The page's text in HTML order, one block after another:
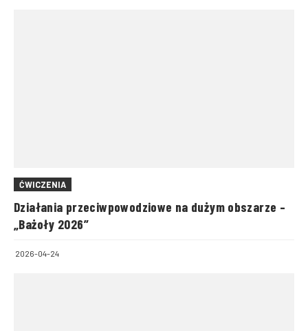
ĆWICZENIA
Działania przeciwpowodziowe na dużym obszarze –
„Bażoły 2026”
2026-04-24